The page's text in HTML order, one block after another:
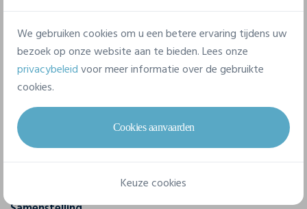
Eigenschappen
Merk
Wk. Designed To Work
Referentie
WK361
Gram/m²
We gebruiken cookies om u een betere ervaring tijdens uw
bezoek op onze website aan te bieden. Lees onze
privacybeleidvoor meer informatie over de gebruikte
cookies.
Cookies aanvaarden
Keuze cookies